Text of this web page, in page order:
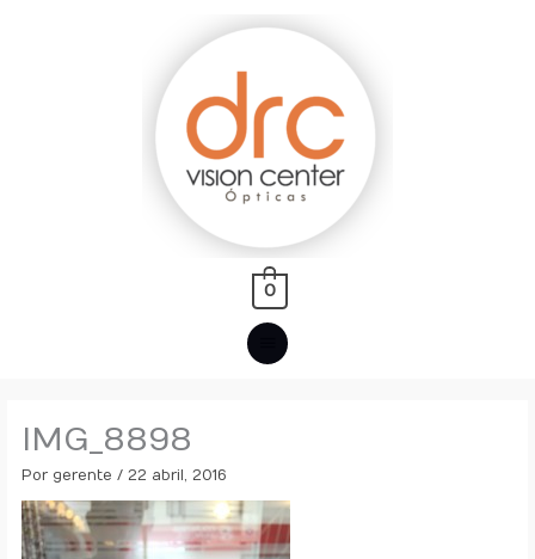
MENÚ
PRINCIPAL
0
IMG_8898
Por gerente/22 abril, 2016